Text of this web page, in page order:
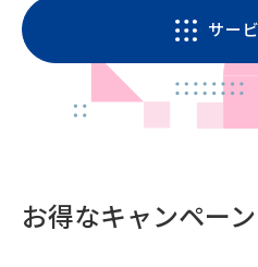
サー
お得なキャンペーン